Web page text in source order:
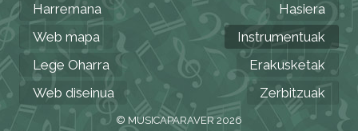
Harremana
Web mapa
Lege Oharra
Web diseinua
Hasiera
Instrumentuak
Erakusketak
Zerbitzuak
© MUSICAPARAVER 2026